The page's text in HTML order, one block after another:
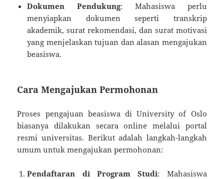
Dokumen Pendukung: Mahasiswa perlu
menyiapkan dokumen seperti transkrip
akademik, surat rekomendasi, dan surat motivasi
yang menjelaskan tujuan dan alasan mengajukan
beasiswa.
Cara Mengajukan Permohonan
Proses pengajuan beasiswa di University of Oslo
biasanya dilakukan secara online melalui portal
resmi universitas. Berikut adalah langkah-langkah
umum untuk mengajukan permohonan:
Pendaftaran di Program Studi: Mahasiswa